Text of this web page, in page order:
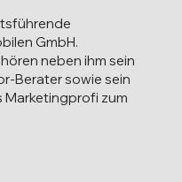
GmbH.
neben ihm sein
Berater sowie sein
Marketingprofi zum